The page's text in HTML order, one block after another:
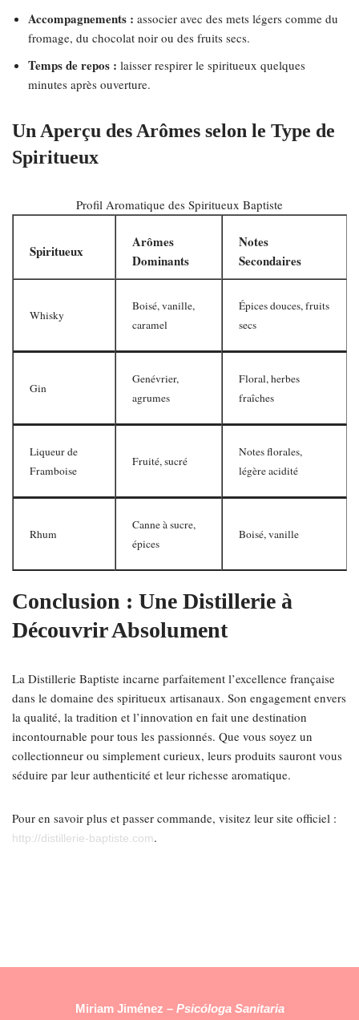
Accompagnements : associer avec des mets légers comme du
fromage, du chocolat noir ou des fruits secs.
Temps de repos : laisser respirer le spiritueux quelques
minutes après ouverture.
Un Aperçu des Arômes selon le Type de
Spiritueux
Profil Aromatique des Spiritueux Baptiste
Spiritueux
Arômes
Dominants
Notes
Secondaires
Whisky
Boisé, vanille,
caramel
Épices douces, fruits
secs
Gin
Genévrier,
agrumes
Floral, herbes
fraîches
Liqueur de
Framboise
Fruité, sucré
Notes florales,
légère acidité
Rhum
Canne à sucre,
épices
Boisé, vanille
Conclusion : Une Distillerie à
Découvrir Absolument
La Distillerie Baptiste incarne parfaitement l’excellence française
dans le domaine des spiritueux artisanaux. Son engagement envers
la qualité, la tradition et l’innovation en fait une destination
incontournable pour tous les passionnés. Que vous soyez un
collectionneur ou simplement curieux, leurs produits sauront vous
séduire par leur authenticité et leur richesse aromatique.
Pour en savoir plus et passer commande, visitez leur site officiel :
http://distillerie-baptiste.com.
Miriam Jiménez –Psicóloga Sanitaria